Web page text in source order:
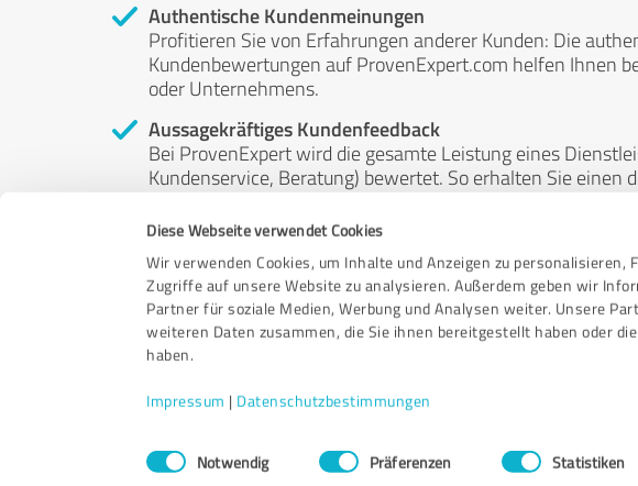
Diese Webseite verwendet Cookies
Wir verwenden Cookies, um Inhalte und Anzeigen zu
Zugriffe auf unsere Website zu analysieren. Außerdem geben wir
Partner für soziale Medien, Werbung und Analysen weiter. Unsere
weiteren Daten zusammen, die Sie ihnen bereitgestellt haben oder
haben.
Impressum | Datenschutzbestimmungen
Einwilligungsauswahl
Notwendig Präferenzen Statistiken
Authentische Kundenmeinungen
Profitieren Sie von Erfahrungen anderer Kunden: Die
Kundenbewertungen auf ProvenExpert.com helfen Ihnen
oder Unternehmens.
Aussagekräftiges Kundenfeedback
Bei ProvenExpert wird die gesamte Leistung eines
Kundenservice, Beratung) bewertet. So erhalten Sie einen
Unabhängige Bewertungen
ProvenExpert ist grundsätzlich kostenlos, unabhängig und
Kunden erfolgen freiwillig, können nicht gekauft werden
anderweitig beeinflussbar.